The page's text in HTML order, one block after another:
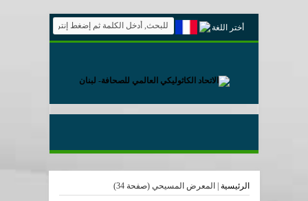
أختر اللغة
الرئيسية المعرض المسيحي (صفحة 34)